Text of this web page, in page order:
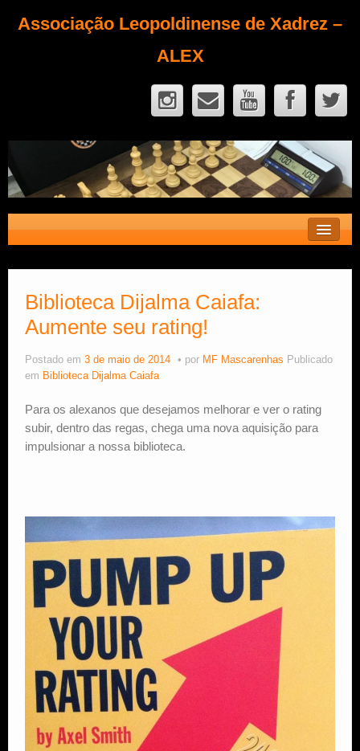
Associação Leopoldinense de Xadrez –
ALEX
Fique Sócio
Quem Somos?
Calendário
Biblioteca Dijalma Caiafa:
Aumente seu rating!
Postado em 3 de maio de 2014 por MF Mascarenhas Publicado
em Biblioteca Dijalma Caiafa
Para os alexanos que desejamos melhorar e ver o rating
subir, dentro das regas, chega uma nova aquisição para
impulsionar a nossa biblioteca.